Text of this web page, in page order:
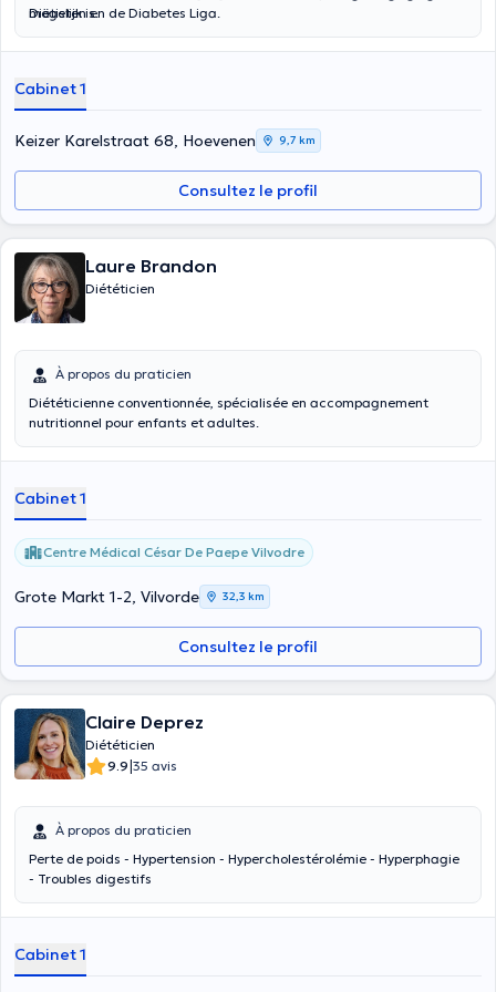
mogelijk is.
Diëtisten en de Diabetes Liga.
Cabinet 1
Keizer Karelstraat 68, Hoevenen 9,7 km
Consultez le profil
Laure Brandon
Diététicien
À propos du praticien
Diététicienne conventionnée, spécialisée en accompagnement
nutritionnel pour enfants et adultes.
Cabinet 1
Centre Médical César De Paepe Vilvodre
Grote Markt 1-2, Vilvorde 32,3 km
Consultez le profil
Claire Deprez
Diététicien
9.9|35 avis
À propos du praticien
Perte de poids - Hypertension - Hypercholestérolémie - Hyperphagie
- Troubles digestifs
Cabinet 1